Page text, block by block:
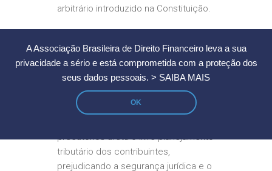
A Associação Brasileira de Direito Financeiro leva a sua
privacidade a sério e está comprometida com a proteção dos
seus dados pessoais. > SAIBA MAIS
OK
arbitrário introduzido na Constituição.
que os efeitos negativos da EC 62
permanecem, impondo-se a
declaração de sua
inconstitucionalidade. A inclusão dos
débitos fiscais que se encontram em
precatórios afeta o livre planejamento
tributário dos contribuintes,
prejudicando a segurança jurídica e o